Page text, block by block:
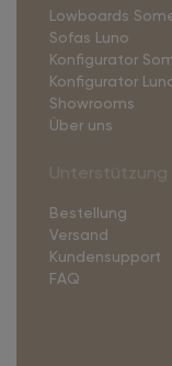
Lowboards
Sofas Luno
Konfigurator
Konfigurator
Showrooms
Über uns
Bestellung
Versand
Kundensupport
FAQ